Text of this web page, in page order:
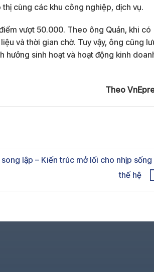
cùng các khu công nghiệp, dịch vụ.
vượt 50.000. Theo ông Quản, khi có
và thời gian chờ. Tuy vậy, ông cũng
hưởng sinh hoạt và hoạt động kinh
Theo
song lập – Kiến trúc mở lối cho nhịp sống
thế hệ